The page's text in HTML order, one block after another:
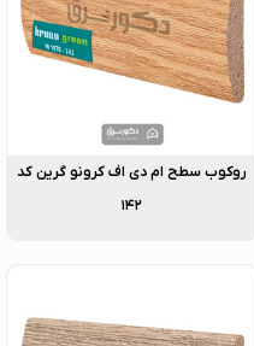
روکوب سطح ام دی اف کرونو گرین کد
۱۴۲